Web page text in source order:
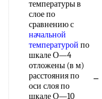
температуры в
слое по
сравнению с
начальной
температурой по
шкале О—4
отложены (в м)
расстояния по
оси слоя по
шкале О—10